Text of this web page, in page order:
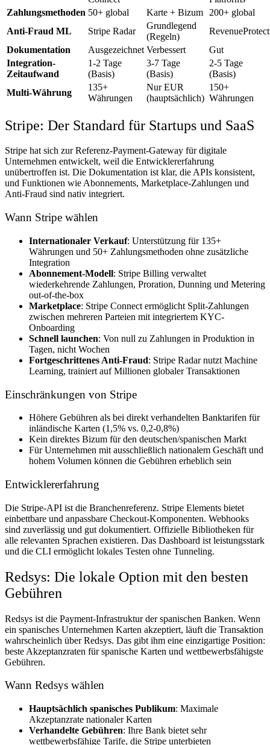
Zahlungsmethoden 50+ global Karte + Bizum
200+ global
Anti-Fraud ML
Stripe Radar
Grundlegend
(Regeln)
RevenueProtect
Dokumentation
Ausgezeichnet Verbessert
Gut
Integration-
Zeitaufwand
1-2 Tage
(Basis)
3-7 Tage
(Basis)
2-5 Tage
(Basis)
Multi-Währung
135+
Währungen
Nur EUR
(hauptsächlich)
150+
Währungen
Stripe: Der Standard für Startups und SaaS
Stripe hat sich zur Referenz-Payment-Gateway für digitale
Unternehmen entwickelt, weil die Entwicklererfahrung
unübertroffen ist. Die Dokumentation ist klar, die APIs konsistent,
und Funktionen wie Abonnements, Marketplace-Zahlungen und
Anti-Fraud sind nativ integriert.
Wann Stripe wählen
Internationaler Verkauf: Unterstützung für 135+
Währungen und 50+ Zahlungsmethoden ohne zusätzliche
Integration
Abonnement-Modell: Stripe Billing verwaltet
wiederkehrende Zahlungen, Proration, Dunning und Metering
out-of-the-box
Marketplace: Stripe Connect ermöglicht Split-Zahlungen
zwischen mehreren Parteien mit integriertem KYC-
Onboarding
Schnell launchen: Von null zu Zahlungen in Produktion in
Tagen, nicht Wochen
Fortgeschrittenes Anti-Fraud: Stripe Radar nutzt Machine
Learning, trainiert auf Millionen globaler Transaktionen
Einschränkungen von Stripe
Höhere Gebühren als bei direkt verhandelten Banktarifen für
inländische Karten (1,5% vs. 0,2-0,8%)
Kein direktes Bizum für den deutschen/spanischen Markt
Für Unternehmen mit ausschließlich nationalem Geschäft und
hohem Volumen können die Gebühren erheblich sein
Entwicklererfahrung
Die Stripe-API ist die Branchenreferenz. Stripe Elements bietet
einbettbare und anpassbare Checkout-Komponenten. Webhooks
sind zuverlässig und gut dokumentiert. Offizielle Bibliotheken für
alle relevanten Sprachen existieren. Das Dashboard ist leistungsstark
und die CLI ermöglicht lokales Testen ohne Tunneling.
Redsys: Die lokale Option mit den besten
Gebühren
Redsys ist die Payment-Infrastruktur der spanischen Banken. Wenn
ein spanisches Unternehmen Karten akzeptiert, läuft die Transaktion
wahrscheinlich über Redsys. Das gibt ihm eine einzigartige Position:
beste Akzeptanzraten für spanische Karten und wettbewerbsfähigste
Gebühren.
Wann Redsys wählen
Hauptsächlich spanisches Publikum: Maximale
Akzeptanzrate nationaler Karten
Verhandelte Gebühren: Ihre Bank bietet sehr
wettbewerbsfähige Tarife, die Stripe unterbieten